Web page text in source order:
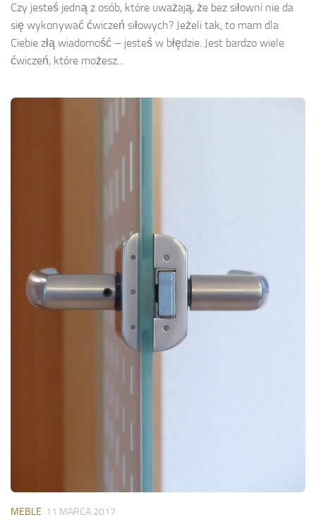
Czy jesteś jedną z osób, które uważają, że bez siłowni nie da
się wykonywać ćwiczeń siłowych? Jeżeli tak, to mam dla
Ciebie złą wiadomość – jesteś w błędzie. Jest bardzo wiele
ćwiczeń, które możesz...
MEBLE 11 MARCA 2017